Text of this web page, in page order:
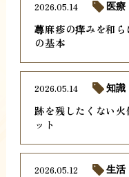
蕁麻疹の痒みを和
の基本
2026.05.14 医療
跡を残したくない
ット
2026.05.14 知識
2026.05.12 生活